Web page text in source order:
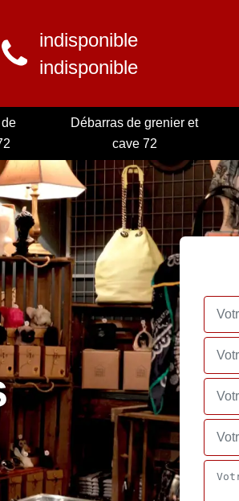
indisponible
indisponible
Débarras de grenier et
cave 72